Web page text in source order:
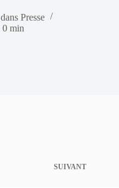
dans Presse
0 min
SUIVANT